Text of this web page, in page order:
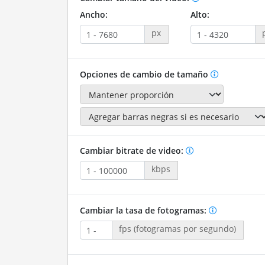
Ancho:
px
Alto:
Opciones de cambio de tamaño
Cambiar bitrate de video:
kbps
Cambiar la tasa de fotogramas:
fps (fotogramas por segundo)